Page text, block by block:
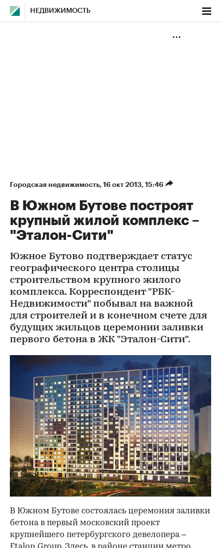
НЕДВИЖИМОСТЬ
Городская недвижимость⁠, 16 окт 2013, 15:46
В Южном Бутове построят
крупный жилой комплекс –
"Эталон-Сити"
Южное Бутово подтверждает статус
географического центра столицы
строительством крупного жилого
комплекса. Корреспондент "РБК-
Недвижимости" побывал на важной
для строителей и в конечном счете для
будущих жильцов церемонии заливки
первого бетона в ЖК "Эталон-Сити".
В Южном Бутове состоялась церемония заливки
бетона в первый московский проект
крупнейшего петербургского девелопера –